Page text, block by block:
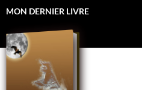
MON DERNIER LIVRE